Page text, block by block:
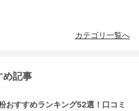
カテゴリ一覧へ
め記事
おすすめランキング52選！口コミ